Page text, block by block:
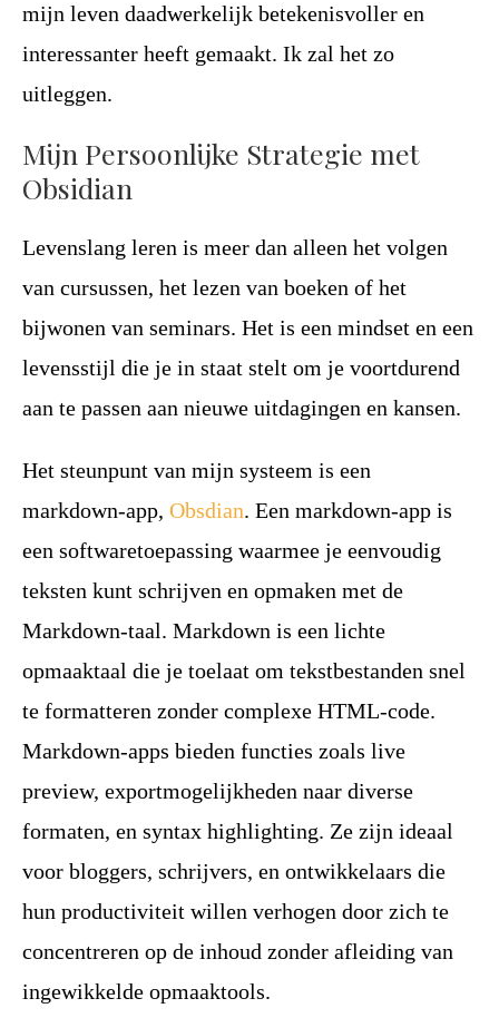
mijn leven daadwerkelijk betekenisvoller en
interessanter heeft gemaakt. Ik zal het zo
uitleggen.
Mijn Persoonlijke Strategie met
Obsidian
Levenslang leren is meer dan alleen het volgen
van cursussen, het lezen van boeken of het
bijwonen van seminars. Het is een mindset en een
levensstijl die je in staat stelt om je voortdurend
aan te passen aan nieuwe uitdagingen en kansen.
Het steunpunt van mijn systeem is een
markdown-app, Obsdian. Een markdown-app is
een softwaretoepassing waarmee je eenvoudig
teksten kunt schrijven en opmaken met de
Markdown-taal. Markdown is een lichte
opmaaktaal die je toelaat om tekstbestanden snel
te formatteren zonder complexe HTML-code.
Markdown-apps bieden functies zoals live
preview, exportmogelijkheden naar diverse
formaten, en syntax highlighting. Ze zijn ideaal
voor bloggers, schrijvers, en ontwikkelaars die
hun productiviteit willen verhogen door zich te
concentreren op de inhoud zonder afleiding van
ingewikkelde opmaaktools.